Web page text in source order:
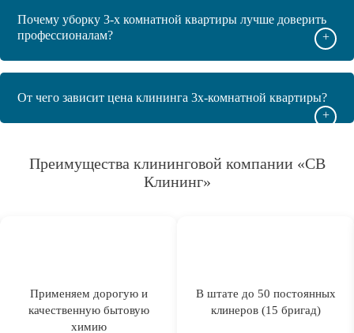
Почему уборку 3-х комнатной квартиры лучше доверить
профессионалам?
+
От чего зависит цена клининга 3х-комнатной квартиры?
+
Преимущества клининговой компании «СВ
Клининг»
Применяем дорогую и
качественную бытовую
химию
В штате до 50 постоянных
клинеров (15 бригад)